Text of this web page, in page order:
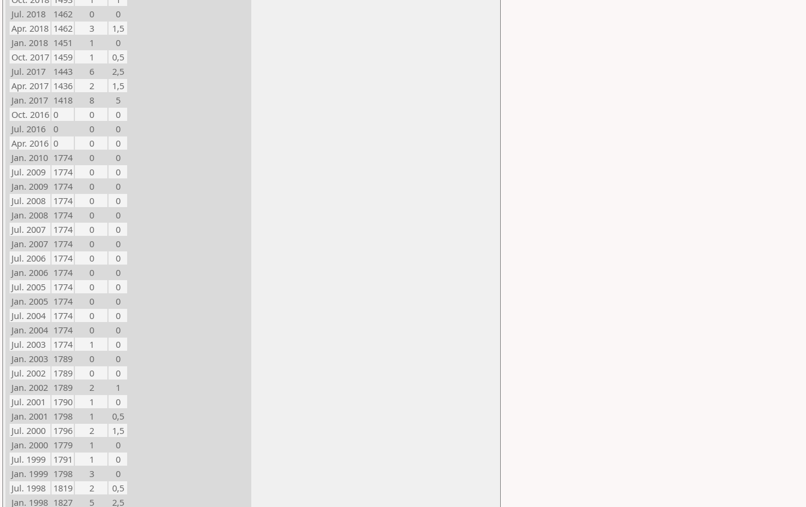
Jul. 2018
1462 0
0
Apr. 2018 1462 3
1,5
Jan. 2018 1451 1
0
Oct. 2017 1459 1
0,5
Jul. 2017
1443 6
2,5
Apr. 2017 1436 2
1,5
Jan. 2017 1418 8
5
Oct. 2016 0 0
0
Jul. 2016
0 0
0
Apr. 2016 0 0
0
Jan. 2010 1774 0
0
Jul. 2009
1774 0
0
Jan. 2009 1774 0
0
Jul. 2008
1774 0
0
Jan. 2008 1774 0
0
Jul. 2007
1774 0
0
Jan. 2007 1774 0
0
Jul. 2006
1774 0
0
Jan. 2006 1774 0
0
Jul. 2005
1774 0
0
Jan. 2005 1774 0
0
Jul. 2004
1774 0
0
Jan. 2004 1774 0
0
Jul. 2003
1774 1
0
Jan. 2003 1789 0
0
Jul. 2002
1789 0
0
Jan. 2002 1789 2
1
Jul. 2001
1790 1
0
Jan. 2001 1798 1
0,5
Jul. 2000
1796 2
1,5
Jan. 2000 1779 1
0
Jul. 1999
1791 1
0
Jan. 1999 1798 3
0
Jul. 1998
1819 2
0,5
Jan. 1998 1827 5 2,5